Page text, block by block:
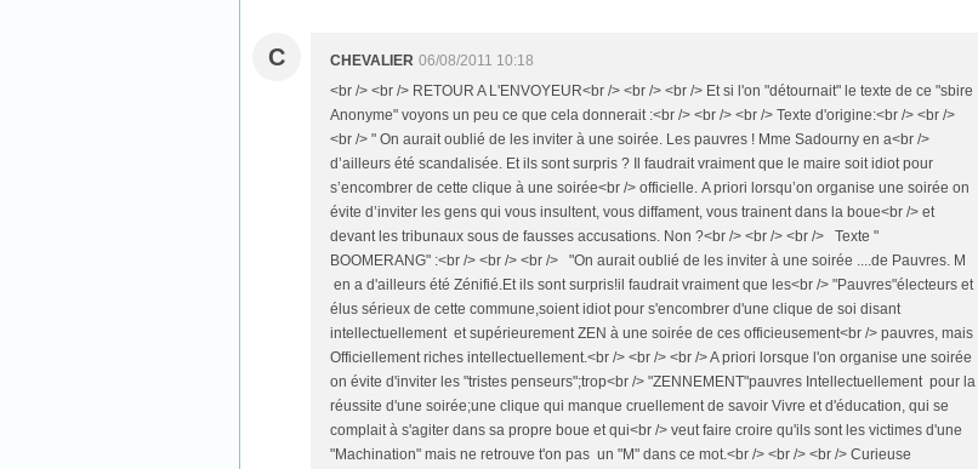
C CHEVALIER 06/08/2011 10:18
<br /> <br /> RETOUR A L'ENVOYEUR<br /> <br /> <br /> Et si l'on "détournait" le texte de ce "sbire
Anonyme" voyons un peu ce que cela donnerait :<br /> <br /> <br /> Texte d'origine:<br /> <br />
<br /> " On aurait oublié de les inviter à une soirée. Les pauvres ! Mme Sadourny en a<br />
d’ailleurs été scandalisée. Et ils sont surpris ? Il faudrait vraiment que le maire soit idiot pour
s’encombrer de cette clique à une soirée<br /> officielle. A priori lorsqu’on organise une soirée on
évite d’inviter les gens qui vous insultent, vous diffament, vous trainent dans la boue<br /> et
devant les tribunaux sous de fausses accusations. Non ?<br /> <br /> <br /> Texte "
BOOMERANG" :<br /> <br /> <br /> "On aurait oublié de les inviter à une soirée ....de Pauvres. M
en a d'ailleurs été Zénifié.Et ils sont surpris!il faudrait vraiment que les<br /> "Pauvres"électeurs et
élus sérieux de cette commune,soient idiot pour s'encombrer d'une clique de soi disant
intellectuellement et supérieurement ZEN à une soirée de ces officieusement<br /> pauvres, mais
Officiellement riches intellectuellement.<br /> <br /> <br /> A priori lorsque l'on organise une soirée
on évite d'inviter les "tristes penseurs";trop<br /> "ZENNEMENT"pauvres Intellectuellement pour la
réussite d'une soirée;une clique qui manque cruellement de savoir Vivre et d'éducation, qui se
complait à s'agiter dans sa propre boue et qui<br /> veut faire croire qu'ils sont les victimes d'une
"Machination" mais ne retrouve t'on pas un "M" dans ce mot.<br /> <br /> <br /> Curieuse